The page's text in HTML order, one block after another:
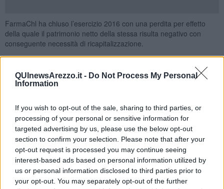
QUInewsArezzo.it - Do Not Process My Personal
Information
If you wish to opt-out of the sale, sharing to third parties, or
processing of your personal or sensitive information for
targeted advertising by us, please use the below opt-out
section to confirm your selection. Please note that after your
opt-out request is processed you may continue seeing
interest-based ads based on personal information utilized by
us or personal information disclosed to third parties prior to
your opt-out. You may separately opt-out of the further
FarmaChl ha chiuso l’esercizio 2016 con una perdita per effetto
della quale il patrimonio netto della stessa risulta negativo con
conseguente necessità di ricapitalizzazione.
Trattandosi di un’Operazione con Parti Correlate la medesima è
stata valutata ed approvata con il parere favorevole del Comitato
per le Operazioni con Parti Correlate e si è perfezionata con un
accordo di trasferimento con gli azionisti di riferimento di
omnicomprensivo pari ad euro 339.177,76, che consente - tra
l’altro - di incassare integralmente i crediti commerciali in essere;
l’accordo raggiunto prende atto, inoltre, della decisione di CHL di
non investire altre risorse nella società partecipata e il conseguente
impegno dei Signori Federigo Franchi e Fernando Franchi alla
copertura delle perdite maturate nell’eser- cizio 2016 ed alla
ricapitalizzazione della FarmaCHL.
L’esecuzione dell’operazione comporterà, di conseguenza, la